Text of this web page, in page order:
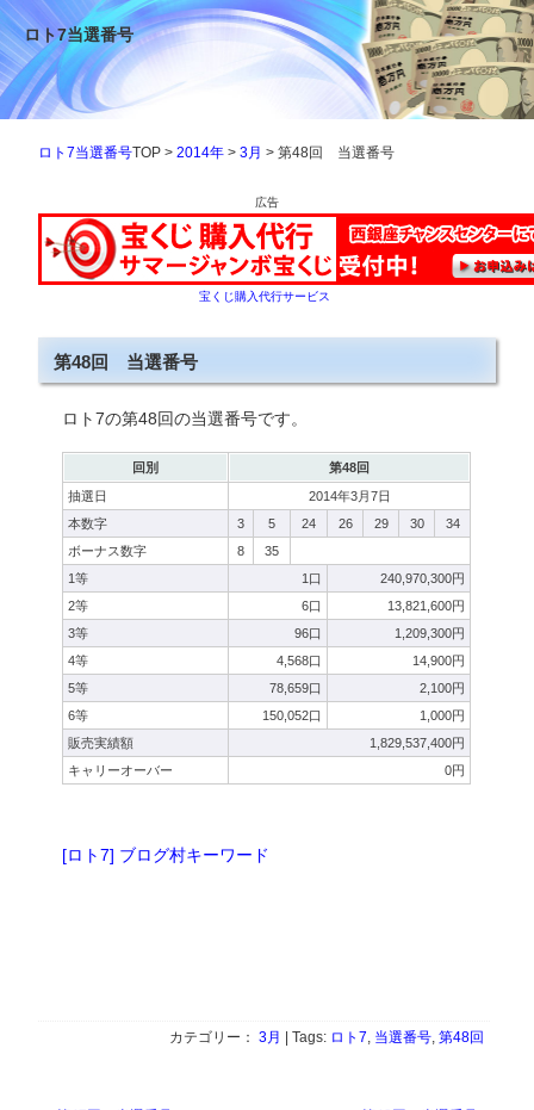
ロト7当選番号
ロト7当選番号TOP >2014年 >3月 > 第48回 当選番号
広告
宝くじ購入代行サービス
第48回 当選番号
ロト7の第48回の当選番号です。
回別
第48回
抽選日
2014年3月7日
本数字
3 5 24 26 29 30
34
ボーナス数字
8
35
1等
1口
240,970,300円
2等
6口
13,821,600円
3等
96口
1,209,300円
4等
4,568口
14,900円
5等
78,659口
2,100円
6等
150,052口
1,000円
販売実績額
1,829,537,400円
キャリーオーバー
0円
[ロト7] ブログ村キーワード
カテゴリー： 3月 | Tags: ロト7 当選番号, 第48回